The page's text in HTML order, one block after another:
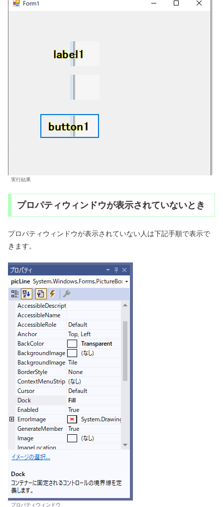
実行結果
プロパティウィンドウが表示されていないとき
プロパティウィンドウが表示されていない人は下記手順で表示で
きます。
プロパティウィンドウ